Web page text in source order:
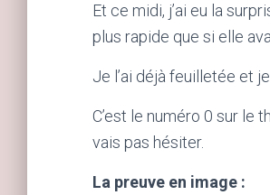
Et ce midi, j’ai eu la
plus rapide que si elle
Je l’ai déjà feuilletée et
C’est le numéro 0 sur le
vais pas hésiter.
La preuve en image :